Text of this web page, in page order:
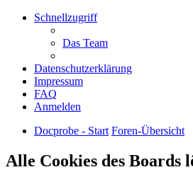
Schnellzugriff
Das Team
Datenschutzerklärung
Impressum
FAQ
Anmelden
Docprobe - Start Foren-Übersicht
Alle Cookies des Boards